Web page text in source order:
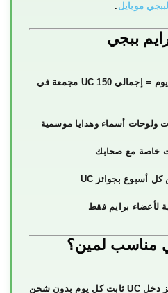
موبايل .
ببجي
لمدة 30 يوم = إجمالي 150 UC مجمعة في
ولوحات أسماء وهدايا موسمية
خاصة مع صحابك
كل أسبوع بجوائز UC
لأعضاء برايم فقط
مناسب لمين؟
اللاعب الاقتصادي اللي عايز دخل UC ثابت كل يوم بدون شحن